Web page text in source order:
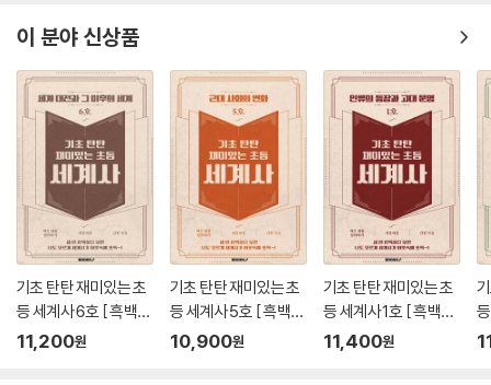
이 분야 신상품
기초 탄탄 재미있는 초
등 세계사 6호 [ 흑백판
]
11,200원
기초 탄탄 재미있는 초
등 세계사 5호 [ 흑백판
]
10,900원
기초 탄탄 재미있는 초
등 세계사 1호 [ 흑백판
]
11,400원
]